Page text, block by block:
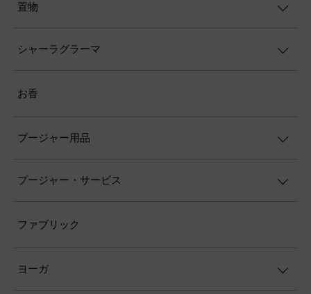
置物
シャーラグラーマ
お香
プージャー用品
プージャー・サービス
ファブリック
ヨーガ